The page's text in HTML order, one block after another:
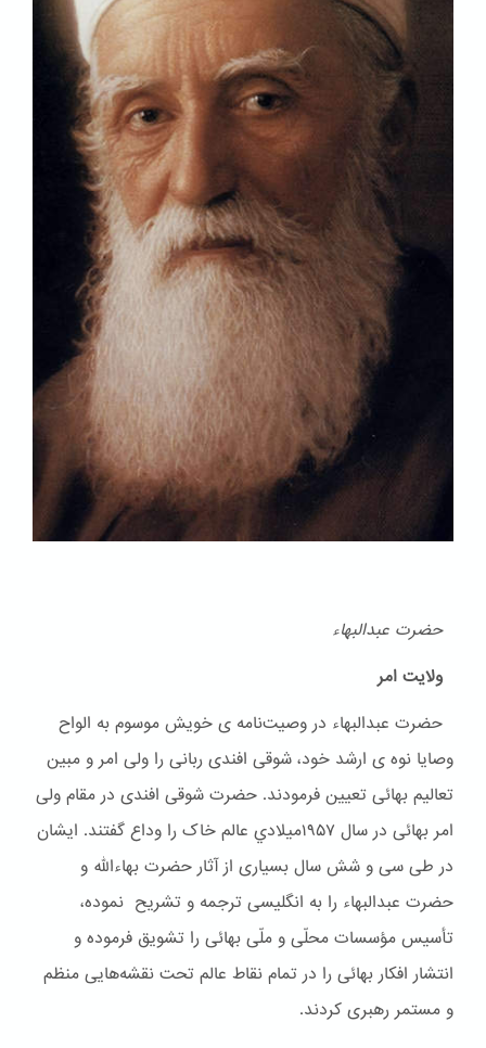
حضرت عبدالبهاء
ولایت امر
حضرت عبدالبهاء در وصیت‌نامه ی خویش موسوم به الواح
وصایا نوه ی ارشد خود، شوقی افندی ربانی را ولی امر و مبین
تعالیم بهائی تعیین فرمودند. حضرت شوقی افندی در مقام ولی
امر بهائی در سال ۱۹۵۷ميلادي عالم خاک را وداع گفتند. ایشان
در طی سی و شش سال بسیاری از آثار حضرت بهاءالله و
حضرت عبدالبهاء را به انگلیسی ترجمه و تشریح نموده،
تأسیس مؤسسات محلّی و ملّی بهائی را تشویق فرموده و
انتشار افکار بهائی را در تمام نقاط عالم تحت نقشه‌هایی منظم
و مستمر رهبری کردند.